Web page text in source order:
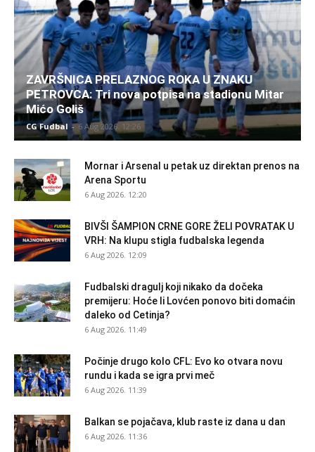
ZAVRŠNICA PRELAZNOG ROKA U ZNAKU
PETROVCA: Tri nova potpisa na stadionu Mitar
Mićo Goliš
CG Fudbal - 6 Aug 2026. 12:26
Mornar i Arsenal u petak uz direktan prenos na
Arena Sportu
6 Aug 2026. 12:20
BIVŠI ŠAMPION CRNE GORE ŽELI POVRATAK U
VRH: Na klupu stigla fudbalska legenda
6 Aug 2026. 12:09
Fudbalski dragulj koji nikako da dočeka
premijeru: Hoće li Lovćen ponovo biti domaćin
daleko od Cetinja?
6 Aug 2026. 11:49
Počinje drugo kolo CFL: Evo ko otvara novu
rundu i kada se igra prvi meč
6 Aug 2026. 11:39
Balkan se pojačava, klub raste iz dana u dan
6 Aug 2026. 11:36